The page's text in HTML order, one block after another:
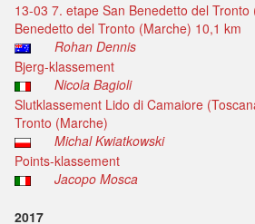
13-03 7. etape San Benedetto del Tronto
Benedetto del Tronto (Marche) 10,1 km
Rohan Dennis
Bjerg-klassement
Nicola Bagioli
Slutklassement Lido di Camaiore
Tronto (Marche)
Michal Kwiatkowski
Points-klassement
Jacopo Mosca
2017